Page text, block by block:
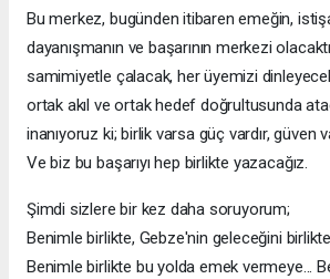
Bu merkez, bugünden itibaren emeğin,
dayanışmanın ve başarının merkezi
samimiyetle çalacak, her üyemizi dinleyecek,
ortak akıl ve ortak hedef doğrultusunda
inanıyoruz ki; birlik varsa güç vardır, güven
Ve biz bu başarıyı hep birlikte yazacağız.
Şimdi sizlere bir kez daha soruyorum;
Benimle birlikte, Gebze'nin geleceğini
Benimle birlikte bu yolda emek vermeye...